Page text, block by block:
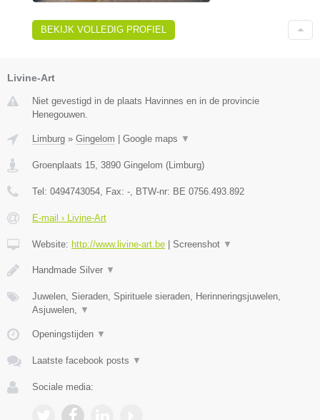
BEKIJK VOLLEDIG PROFIEL
Livine-Art
Niet gevestigd in de plaats Havinnes en in de provincie
Henegouwen.
Limburg » Gingelom Google maps ▼
Groenplaats 15, 3890 Gingelom (Limburg)
Tel: 0494743054, Fax: -, BTW-nr: BE 0756.493.892
E-mail › Livine-Art
Website: http://www.livine-art.be Screenshot ▼
Handmade Silver ▼
Juwelen, Sieraden, Spirituele sieraden, Herinneringsjuwelen,
Asjuwelen, ▼
Openingstijden ▼
Laatste facebook posts ▼
Sociale media: